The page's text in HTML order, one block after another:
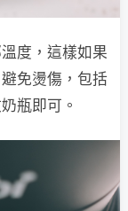
度，這樣如果
免燙傷，包括
瓶即可。